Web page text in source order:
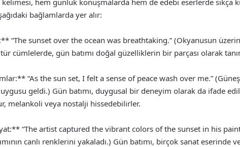
bağlamlarda yer alır:
“The sunset over the ocean was breathtaking.” (Okyanusun
cümlelerde, gün batımı doğal güzelliklerin bir parçası olarak
“As the sun set, I felt a sense of peace wash over me.”
geldi.) Gün batımı, duygusal bir deneyim olarak da ifade
melankoli veya nostalji hissedebilirler.
“The artist captured the vibrant colors of the sunset in his
canlı renklerini yakaladı.) Gün batımı, birçok sanat eserinde